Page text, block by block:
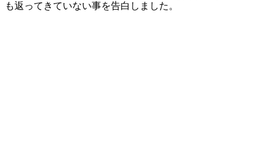
も返ってきていない事を告白しました。